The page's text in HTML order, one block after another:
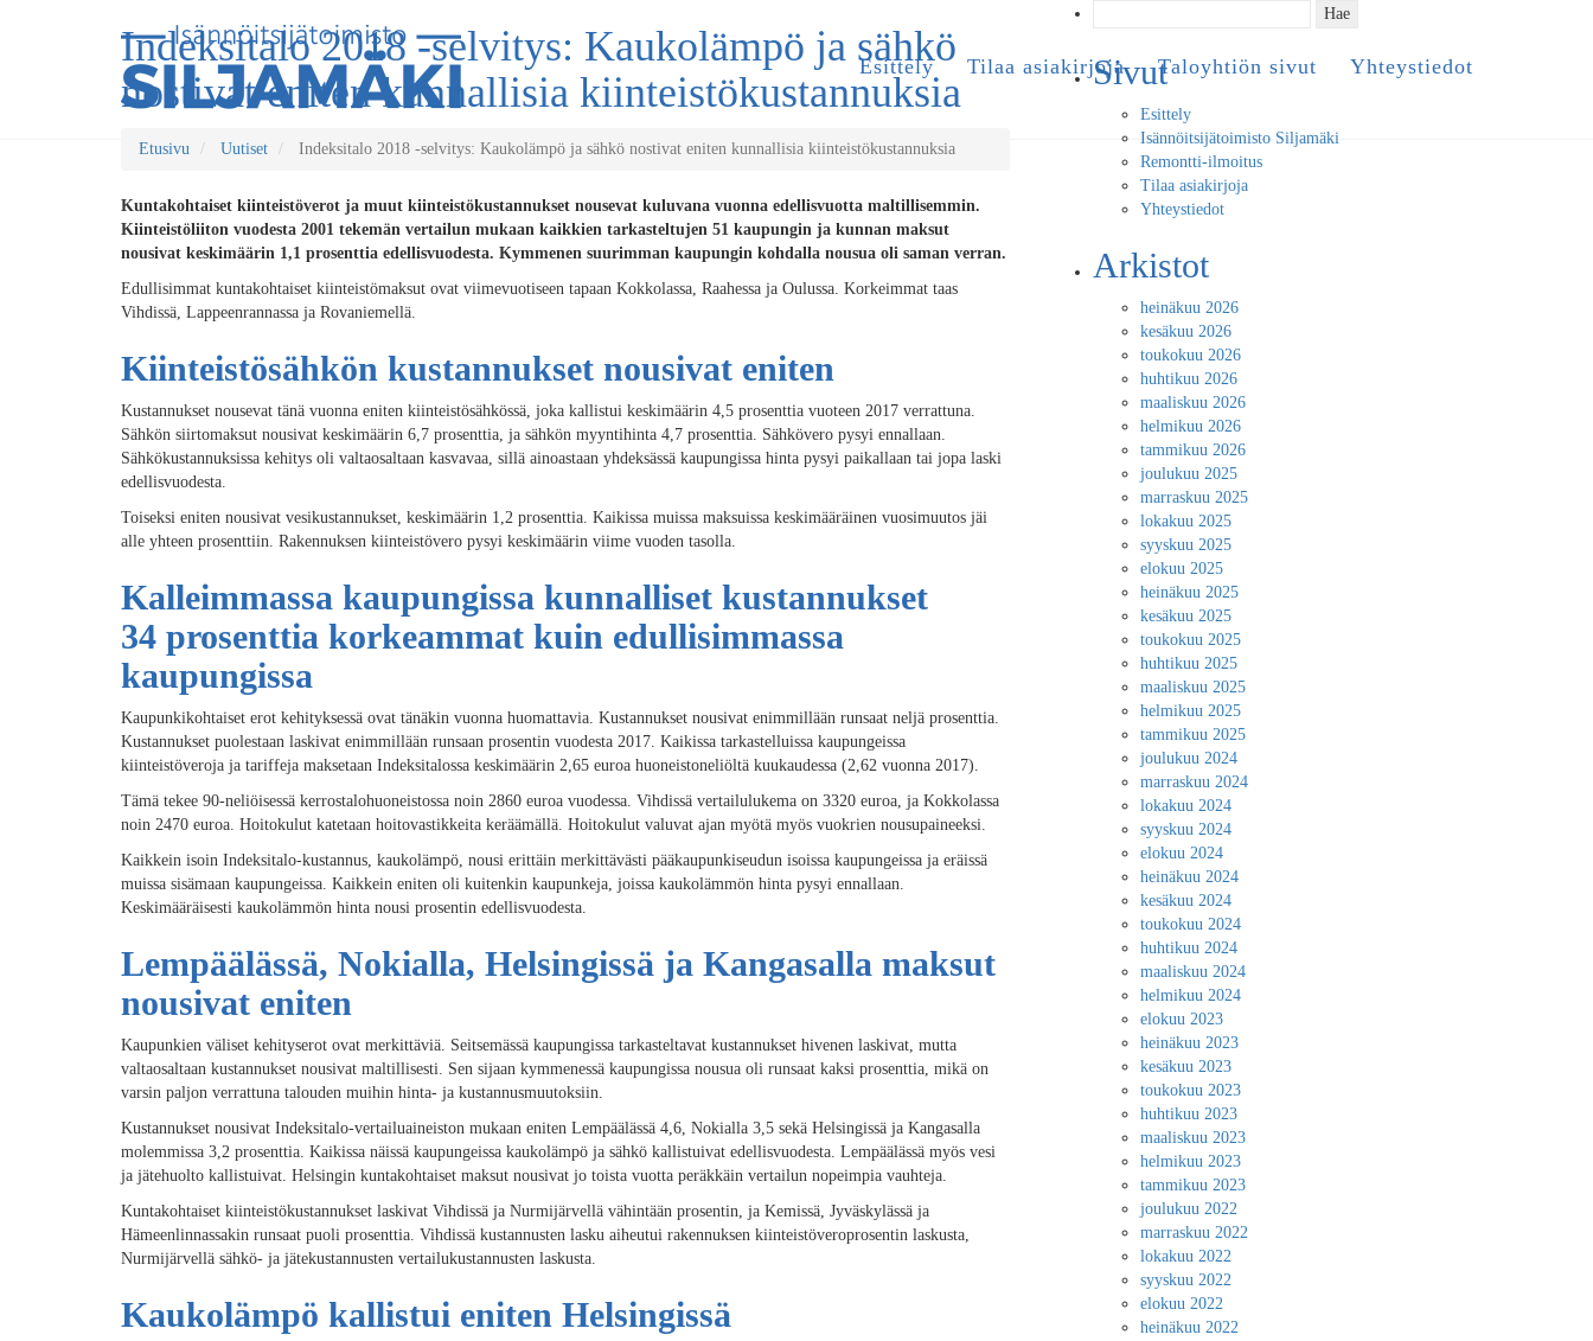
Esittely Tilaa asiakirjoja Taloyhtiön sivut Yhteystiedot
Indeksitalo 2018 -selvitys: Kaukolämpö ja sähkö
nostivat eniten kunnallisia kiinteistökustannuksia
Etusivu Uutiset Indeksitalo 2018 -selvitys: Kaukolämpö ja sähkö nostivat eniten kunnallisia kiinteistökustannuksia
Kuntakohtaiset kiinteistöverot ja muut kiinteistökustannukset nousevat kuluvana vuonna edellisvuotta maltillisemmin.
Kiinteistöliiton vuodesta 2001 tekemän vertailun mukaan kaikkien tarkasteltujen 51 kaupungin ja kunnan maksut
nousivat keskimäärin 1,1 prosenttia edellisvuodesta. Kymmenen suurimman kaupungin kohdalla nousua oli saman verran.
Edullisimmat kuntakohtaiset kiinteistömaksut ovat viimevuotiseen tapaan Kokkolassa, Raahessa ja Oulussa. Korkeimmat taas
Vihdissä, Lappeenrannassa ja Rovaniemellä.
Kiinteistösähkön kustannukset nousivat eniten
Kustannukset nousevat tänä vuonna eniten kiinteistösähkössä, joka kallistui keskimäärin 4,5 prosenttia vuoteen 2017 verrattuna.
Sähkön siirtomaksut nousivat keskimäärin 6,7 prosenttia, ja sähkön myyntihinta 4,7 prosenttia. Sähkövero pysyi ennallaan.
Sähkökustannuksissa kehitys oli valtaosaltaan kasvavaa, sillä ainoastaan yhdeksässä kaupungissa hinta pysyi paikallaan tai jopa laski
edellisvuodesta.
Toiseksi eniten nousivat vesikustannukset, keskimäärin 1,2 prosenttia. Kaikissa muissa maksuissa keskimääräinen vuosimuutos jäi
alle yhteen prosenttiin. Rakennuksen kiinteistövero pysyi keskimäärin viime vuoden tasolla.
Kalleimmassa kaupungissa kunnalliset kustannukset
34 prosenttia korkeammat kuin edullisimmassa
kaupungissa
Kaupunkikohtaiset erot kehityksessä ovat tänäkin vuonna huomattavia. Kustannukset nousivat enimmillään runsaat neljä prosenttia.
Kustannukset puolestaan laskivat enimmillään runsaan prosentin vuodesta 2017. Kaikissa tarkastelluissa kaupungeissa
kiinteistöveroja ja tariffeja maksetaan Indeksitalossa keskimäärin 2,65 euroa huoneistoneliöltä kuukaudessa (2,62 vuonna 2017).
Tämä tekee 90-neliöisessä kerrostalohuoneistossa noin 2860 euroa vuodessa. Vihdissä vertailulukema on 3320 euroa, ja Kokkolassa
noin 2470 euroa. Hoitokulut katetaan hoitovastikkeita keräämällä. Hoitokulut valuvat ajan myötä myös vuokrien nousupaineeksi.
Kaikkein isoin Indeksitalo-kustannus, kaukolämpö, nousi erittäin merkittävästi pääkaupunkiseudun isoissa kaupungeissa ja eräissä
muissa sisämaan kaupungeissa. Kaikkein eniten oli kuitenkin kaupunkeja, joissa kaukolämmön hinta pysyi ennallaan.
Keskimääräisesti kaukolämmön hinta nousi prosentin edellisvuodesta.
Lempäälässä, Nokialla, Helsingissä ja Kangasalla maksut
nousivat eniten
Kaupunkien väliset kehityserot ovat merkittäviä. Seitsemässä kaupungissa tarkasteltavat kustannukset hivenen laskivat, mutta
valtaosaltaan kustannukset nousivat maltillisesti. Sen sijaan kymmenessä kaupungissa nousua oli runsaat kaksi prosenttia, mikä on
varsin paljon verrattuna talouden muihin hinta- ja kustannusmuutoksiin.
Kustannukset nousivat Indeksitalo-vertailuaineiston mukaan eniten Lempäälässä 4,6, Nokialla 3,5 sekä Helsingissä ja Kangasalla
molemmissa 3,2 prosenttia. Kaikissa näissä kaupungeissa kaukolämpö ja sähkö kallistuivat edellisvuodesta. Lempäälässä myös vesi
ja jätehuolto kallistuivat. Helsingin kuntakohtaiset maksut nousivat jo toista vuotta peräkkäin vertailun nopeimpia vauhteja.
Kuntakohtaiset kiinteistökustannukset laskivat Vihdissä ja Nurmijärvellä vähintään prosentin, ja Kemissä, Jyväskylässä ja
Hämeenlinnassakin runsaat puoli prosenttia. Vihdissä kustannusten lasku aiheutui rakennuksen kiinteistöveroprosentin laskusta,
Nurmijärvellä sähkö- ja jätekustannusten vertailukustannusten laskusta.
Kaukolämpö kallistui eniten Helsingissä
Sivut
Esittely
Isännöitsijätoimisto Siljamäki
Remontti-ilmoitus
Tilaa asiakirjoja
Yhteystiedot
Arkistot
heinäkuu 2026
kesäkuu 2026
toukokuu 2026
huhtikuu 2026
maaliskuu 2026
helmikuu 2026
tammikuu 2026
joulukuu 2025
marraskuu 2025
lokakuu 2025
syyskuu 2025
elokuu 2025
heinäkuu 2025
kesäkuu 2025
toukokuu 2025
huhtikuu 2025
maaliskuu 2025
helmikuu 2025
tammikuu 2025
joulukuu 2024
marraskuu 2024
lokakuu 2024
syyskuu 2024
elokuu 2024
heinäkuu 2024
kesäkuu 2024
toukokuu 2024
huhtikuu 2024
maaliskuu 2024
helmikuu 2024
elokuu 2023
heinäkuu 2023
kesäkuu 2023
toukokuu 2023
huhtikuu 2023
maaliskuu 2023
helmikuu 2023
tammikuu 2023
joulukuu 2022
marraskuu 2022
lokakuu 2022
syyskuu 2022
elokuu 2022
heinäkuu 2022